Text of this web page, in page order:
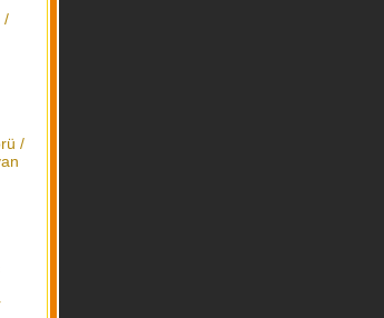
/
/